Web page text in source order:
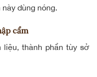
dùng nóng.
cẩm
liệu, thành phần tùy sở